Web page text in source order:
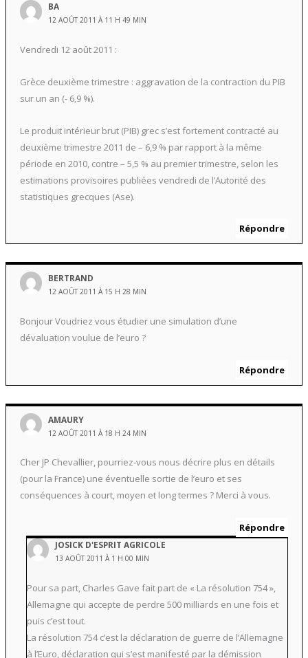
BA
12 AOÛT 2011 À 11 H 49 MIN
Vendredi 12 août 2011 :
Grèce deuxième trimestre : aggravation de la contraction du PIB
sur un an (- 6,9 %).
Le produit intérieur brut (PIB) grec s’est fortement contracté au
deuxième trimestre 2011 de – 6,9 % par rapport à la même
période en 2010, contre – 5,5 % au premier trimestre, selon les
estimations provisoires publiées vendredi de l’Autorité des
statistiques grecques (Ase).
Répondre
BERTRAND
12 AOÛT 2011 À 15 H 28 MIN
Bonjour Voudriez vous étudier une simulation d’une
dévaluation voulue de l’euro ?
Répondre
AMAURY
12 AOÛT 2011 À 18 H 24 MIN
Cher JP Chevallier, pourriez-vous nous décrire plus en détails
(pour la France) une éventuelle sortie de l’euro et ses
conséquences à court, moyen et long termes ? Merci à vous.
Répondre
JOSICK D'ESPRIT AGRICOLE
13 AOÛT 2011 À 1 H 00 MIN
Pour sa part, Charles Gave fait part de « La résolution 754 »,
Allemagne qui accepte de perdre 500 milliards en une fois et
puis c’est tout.
La résolution 754 c’est la déclaration de guerre de l’Allemagne
à l’Euro, déclaration qui s’est manifesté par la démission